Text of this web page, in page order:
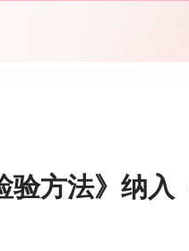
验方法》纳入